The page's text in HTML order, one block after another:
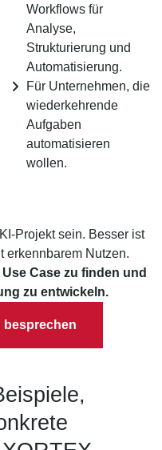
Workflows für
Analyse,
Strukturierung und
Automatisierung.
Für Unternehmen, die
wiederkehrende
Aufgaben
automatisieren
wollen.
Projekt sein. Besser ist
erkennbarem Nutzen.
Case zu finden und
zu entwickeln.
besprechen